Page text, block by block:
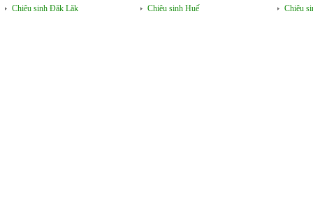
Chiêu sinh Đăk Lăk
Chiêu sinh Huế
Chiêu